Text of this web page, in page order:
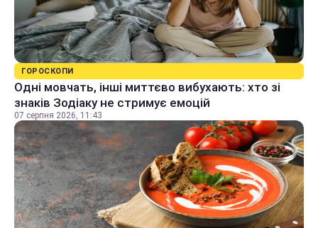
ГОРОСКОПИ
Одні мовчать, інші миттєво вибухають: хто зі
знаків Зодіаку не стримує емоцій
07 серпня 2026, 11:43